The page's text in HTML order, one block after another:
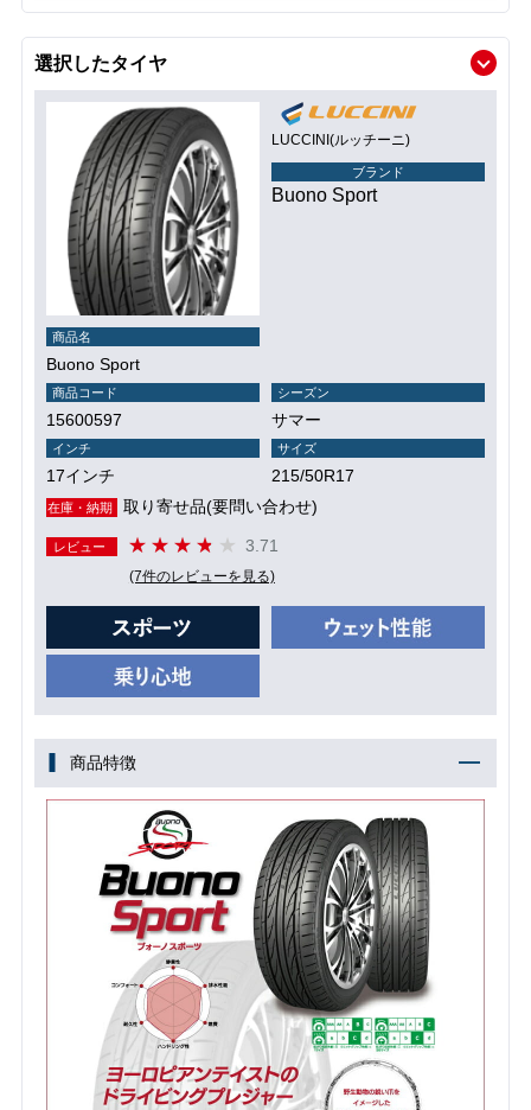
選択したタイヤ
LUCCINI(ルッチーニ)
ブランド
Buono Sport
商品名
Buono Sport
商品コード
15600597
シーズン
サマー
インチ
17インチ
サイズ
215/50R17
在庫・納期 取り寄せ品(要問い合わせ)
レビュー 3.71
(7件のレビューを見る)
商品特徴